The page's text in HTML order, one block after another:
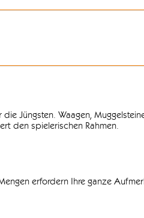
Jüngsten. Waagen,
den spielerischen Rahmen.
erfordern Ihre ganze